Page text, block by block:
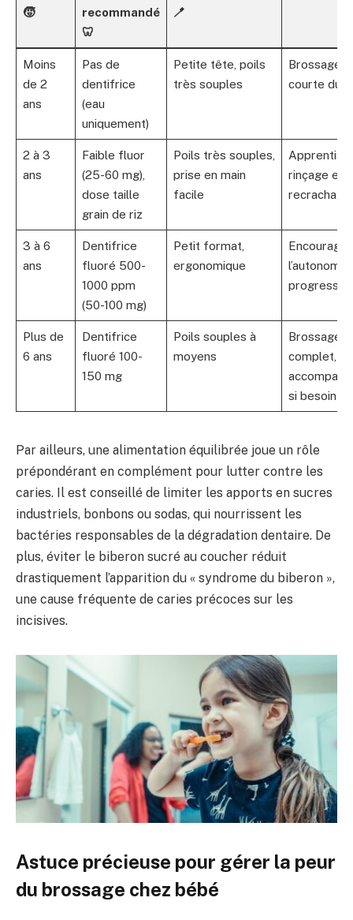
🧒
recommandé
🦷
🪥
Moins
de 2
ans
Pas de
dentifrice
(eau
uniquement)
Petite tête, poils
très souples
Brossage
courte
2 à 3
ans
Faible fluor
(25-60 mg),
dose taille
grain de riz
Poils très souples,
prise en main
facile
rinçage et
recrachage
3 à 6
ans
Dentifrice
fluoré 500-
1000 ppm
(50-100 mg)
Petit format,
ergonomique
Encourager
l’autonomie
Plus de
6 ans
Dentifrice
fluoré 100-
150 mg
Poils souples à
moyens
Brossage
complet,
si besoin
Par ailleurs, une alimentation équilibrée joue un rôle
prépondérant en complément pour lutter contre les
caries. Il est conseillé de limiter les apports en sucres
industriels, bonbons ou sodas, qui nourrissent les
bactéries responsables de la dégradation dentaire. De
plus, éviter le biberon sucré au coucher réduit
drastiquement l’apparition du « syndrome du biberon »,
une cause fréquente de caries précoces sur les
incisives.
Astuce précieuse pour gérer la peur
du brossage chez bébé